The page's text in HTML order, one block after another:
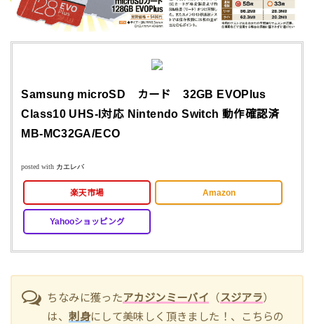
Samsung microSD カード 32GB EVOPlus
Class10 UHS-I対応 Nintendo Switch 動作確認済
MB-MC32GA/ECO
posted with カエレバ
楽天市場 Amazon
Yahooショッピング
ちなみに獲ったアカジンミーバイ （スジアラ）
は、刺身にして美味しく頂きました！、こちらの